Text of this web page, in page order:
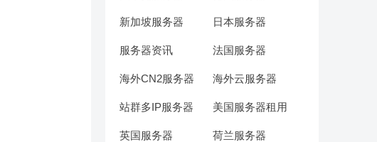
新加坡服务器 日本服务器
服务器资讯 法国服务器
海外CN2服务器 海外云服务器
站群多IP服务器 美国服务器租用
英国服务器 荷兰服务器